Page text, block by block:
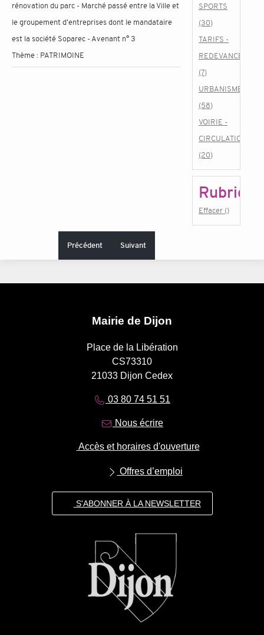
rénovation du parc - Marché passé entre la Ville et
le groupement d'entreprises dont le mandataire
est la société Soparec - Avenant n° 3
Thème : PATRIMOINE
SPORTS
(30)
TARIFS -
REDEVANCES
(7)
URBANISME
(58)
VOIRIE -
CIRCULATION
(20)
Rubrique
Effacer ()
Précédent Suivant
Mairie de Dijon
Place de la Libération
CS73310
21033 Dijon Cedex
03 80 74 51 51
Nous écrire
Accès et horaires d'ouverture
Offres d’emploi
S'ABONNER À LA NEWSLETTER